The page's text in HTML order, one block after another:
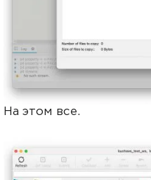
На этом все.